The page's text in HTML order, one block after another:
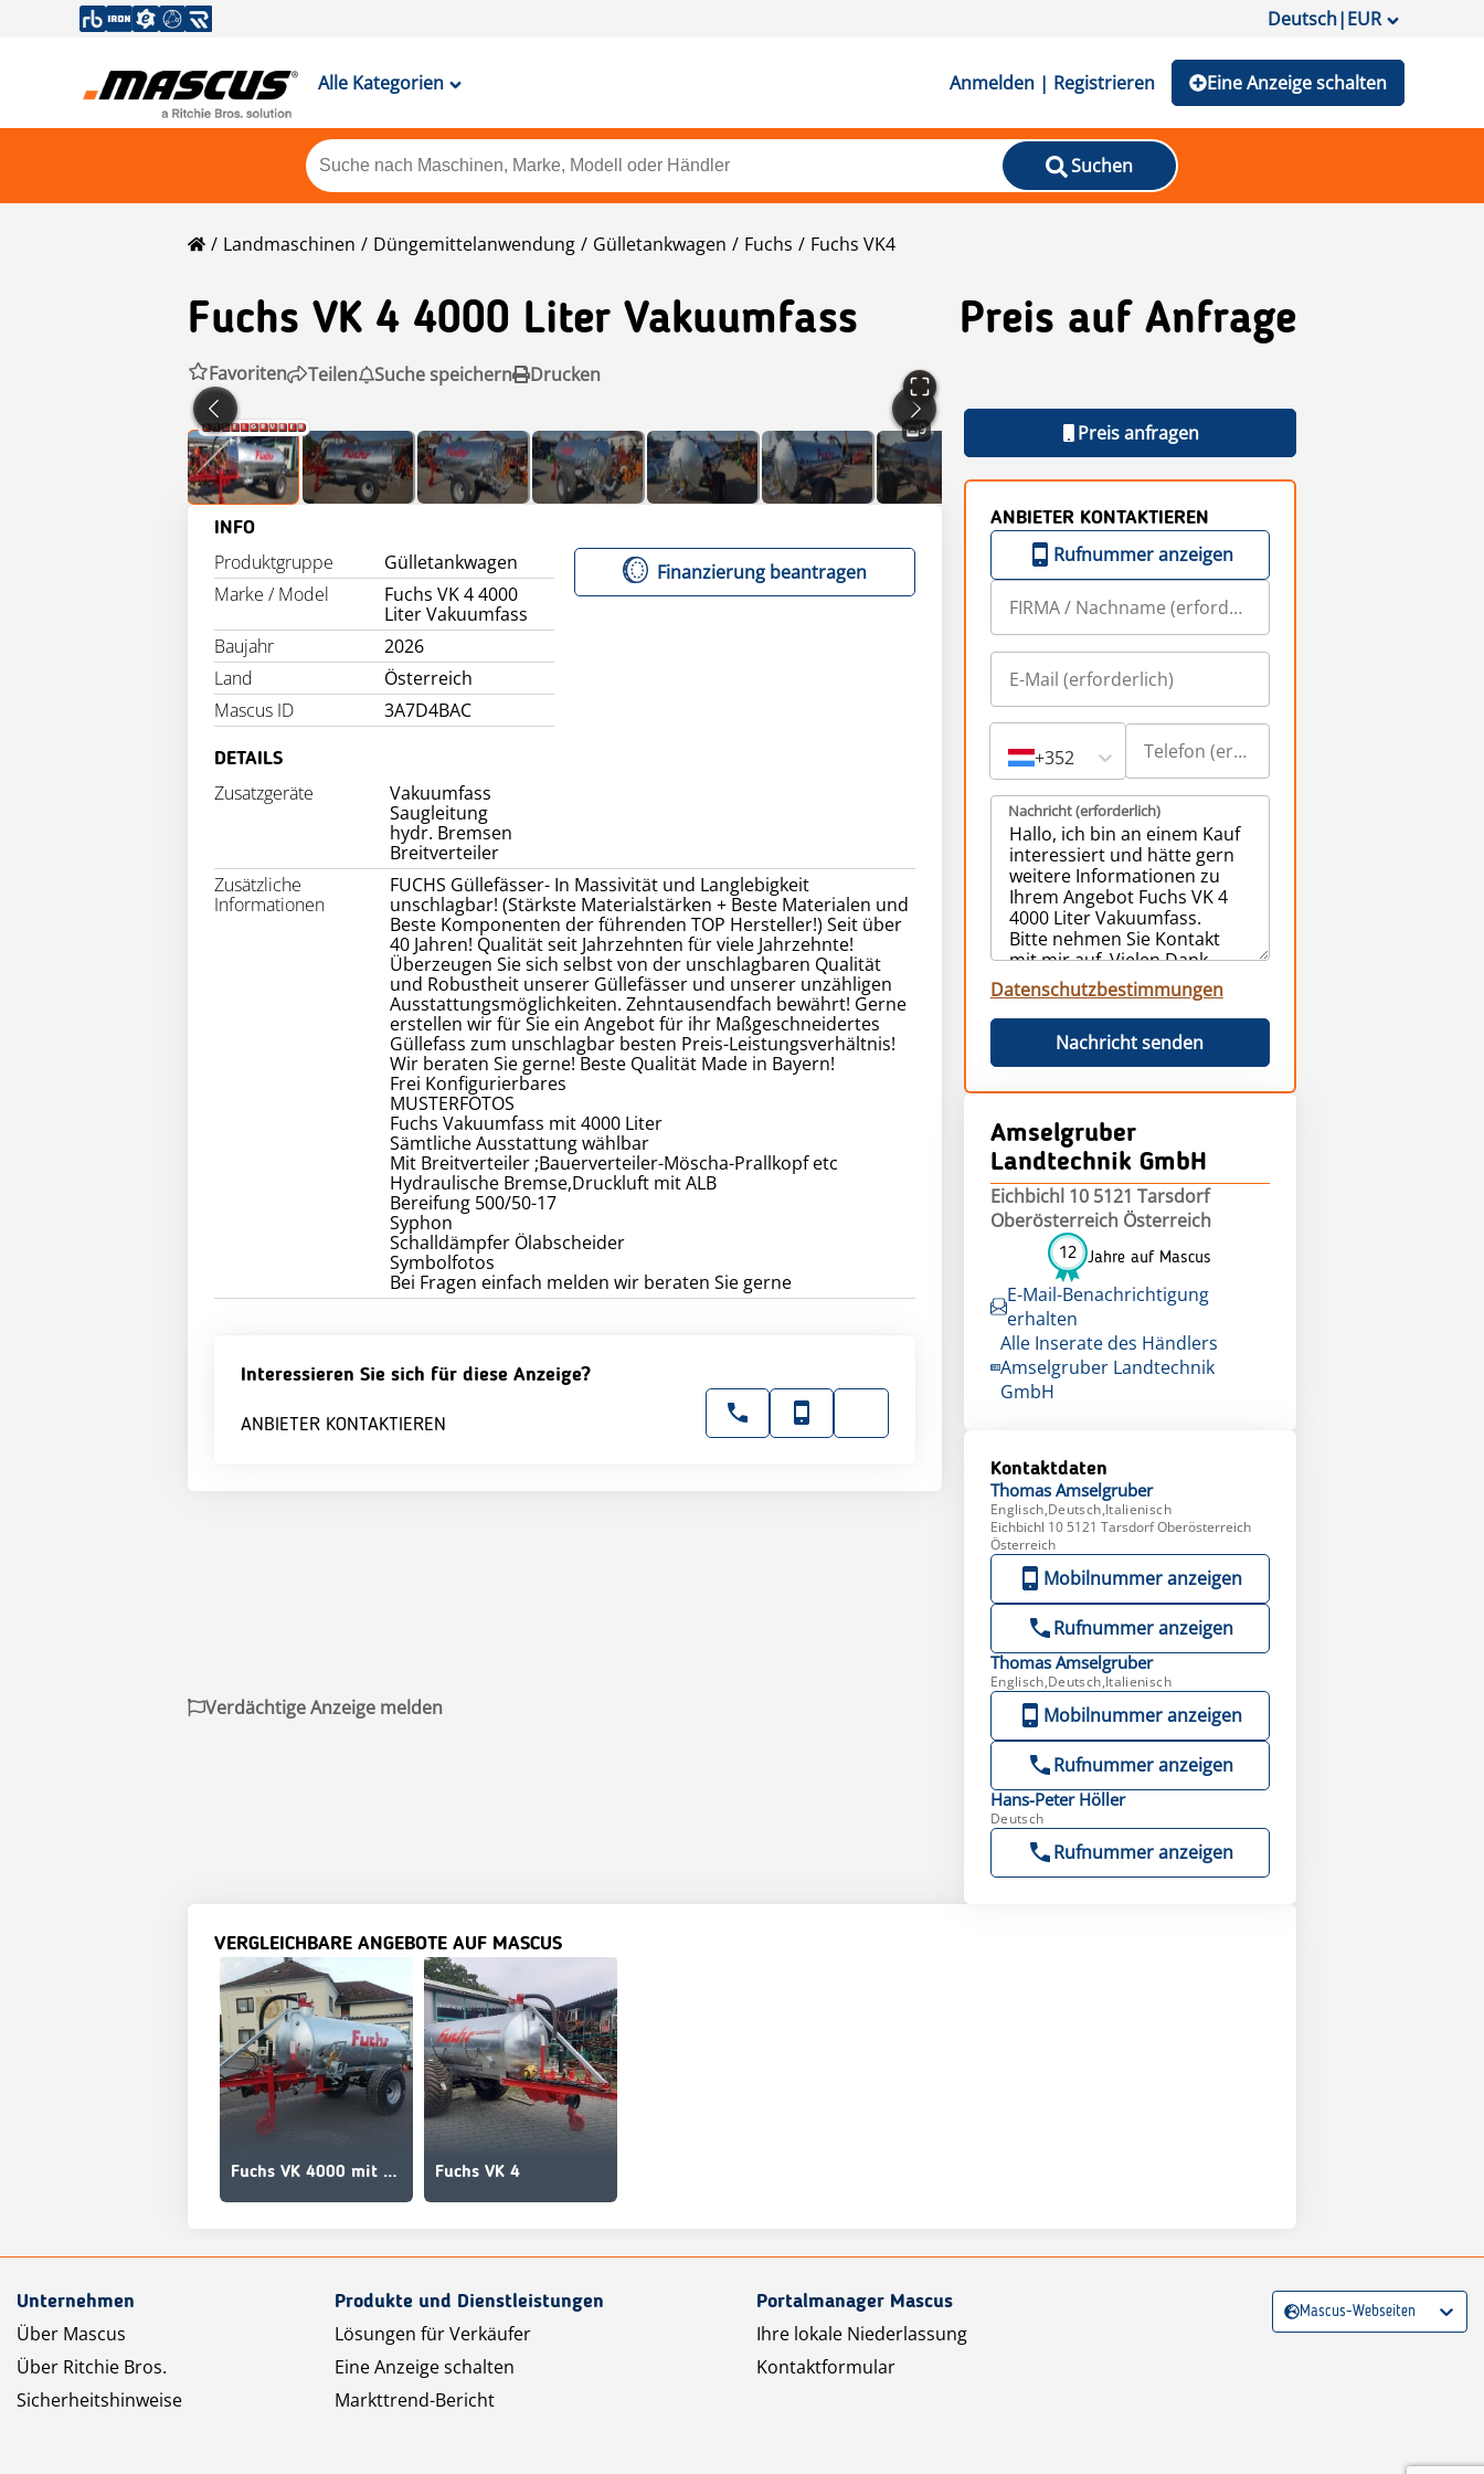
Deutsch|EUR
Alle Kategorien Anmelden | Registrieren Eine Anzeige schalten
Suchen
Landmaschinen Düngemittelanwendung Gülletankwagen Fuchs Fuchs VK4
Fuchs VK 4 4000 Liter Vakuumfass Preis auf Anfrage
Favoriten Teilen Suche speichern Drucken
9
INFO
Produktgruppe
Gülletankwagen
Marke / Model
Fuchs VK 4 4000
Liter Vakuumfass
Baujahr
2026
Land
Österreich
Mascus ID
3A7D4BAC
Finanzierung beantragen
DETAILS
Zusatzgeräte
Vakuumfass
Saugleitung
hydr. Bremsen
Breitverteiler
Zusätzliche
Informationen
FUCHS Güllefässer- In Massivität und Langlebigkeit
unschlagbar! (Stärkste Materialstärken + Beste Materialen und
Beste Komponenten der führenden TOP Hersteller!) Seit über
40 Jahren! Qualität seit Jahrzehnten für viele Jahrzehnte!
Überzeugen Sie sich selbst von der unschlagbaren Qualität
und Robustheit unserer Güllefässer und unserer unzähligen
Ausstattungsmöglichkeiten. Zehntausendfach bewährt! Gerne
erstellen wir für Sie ein Angebot für ihr Maßgeschneidertes
Güllefass zum unschlagbar besten Preis-Leistungsverhältnis!
Wir beraten Sie gerne! Beste Qualität Made in Bayern!
Frei Konfigurierbares
MUSTERFOTOS
Fuchs Vakuumfass mit 4000 Liter
Sämtliche Ausstattung wählbar
Mit Breitverteiler ;Bauerverteiler-Möscha-Prallkopf etc
Hydraulische Bremse,Druckluft mit ALB
Bereifung 500/50-17
Syphon
Schalldämpfer Ölabscheider
Symbolfotos
Bei Fragen einfach melden wir beraten Sie gerne
Interessieren Sie sich für diese Anzeige?
ANBIETER KONTAKTIEREN
Preis anfragen
ANBIETER KONTAKTIEREN
Rufnummer anzeigen
+352
Nachricht (erforderlich)
Datenschutzbestimmungen
Nachricht senden
Amselgruber
Landtechnik GmbH
Eichbichl 10 5121 Tarsdorf
Oberösterreich Österreich
12 Jahre auf Mascus
E-Mail-Benachrichtigung
erhalten
Alle Inserate des Händlers
Amselgruber Landtechnik
GmbH
Kontaktdaten
Thomas Amselgruber
Englisch,Deutsch,Italienisch
Eichbichl 10 5121 Tarsdorf Oberösterreich
Österreich
Mobilnummer anzeigen
Rufnummer anzeigen
Thomas Amselgruber
Englisch,Deutsch,Italienisch
Mobilnummer anzeigen
Rufnummer anzeigen
Hans-Peter Höller
Deutsch
Rufnummer anzeigen
Verdächtige Anzeige melden
VERGLEICHBARE ANGEBOTE AUF MASCUS
Fuchs VK 4000 mit 4000 Liter Fuchs VK 4
Unternehmen
Über Mascus
Über Ritchie Bros.
Sicherheitshinweise
Produkte und Dienstleistungen
Lösungen für Verkäufer
Eine Anzeige schalten
Markttrend-Bericht
Portalmanager Mascus
Ihre lokale Niederlassung
Kontaktformular
Mascus-Webseiten